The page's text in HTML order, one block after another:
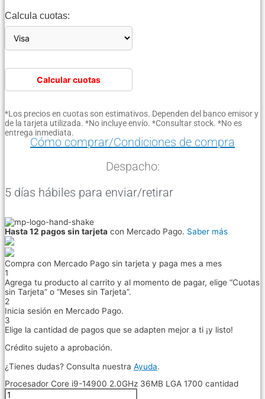
Calcula cuotas:
Calcular cuotas
*Los precios en cuotas son estimativos. Dependen del banco emisor y
de la tarjeta utilizada. *No incluye envío. *Consultar stock. *No es
entrega inmediata.
Cómo comprar/Condiciones de compra
Despacho:
5 días hábiles para enviar/retirar
Hasta 12 pagos sin tarjeta con Mercado Pago. Saber más
Compra con Mercado Pago sin tarjeta y paga mes a mes
1
Agrega tu producto al carrito y al momento de pagar, elige “Cuotas
sin Tarjeta” o “Meses sin Tarjeta”.
2
Inicia sesión en Mercado Pago.
3
Elige la cantidad de pagos que se adapten mejor a ti ¡y listo!
Crédito sujeto a aprobación.
¿Tienes dudas? Consulta nuestra Ayuda.
Procesador Core i9-14900 2.0GHz 36MB LGA 1700 cantidad